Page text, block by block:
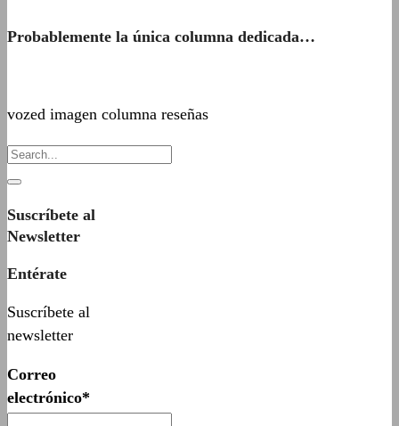
Probablemente la única columna dedicada…
vozed imagen columna reseñas
Suscríbete al
Newsletter
Entérate
Suscríbete al
newsletter
Correo
electrónico*